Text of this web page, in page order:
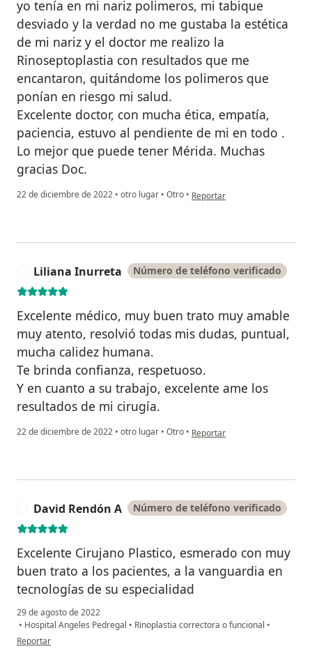
yo tenía en mi nariz polimeros, mi tabique
desviado y la verdad no me gustaba la estética
de mi nariz y el doctor me realizo la
Rinoseptoplastia con resultados que me
encantaron, quitándome los polimeros que
ponían en riesgo mi salud.
Excelente doctor, con mucha ética, empatía,
paciencia, estuvo al pendiente de mi en todo .
Lo mejor que puede tener Mérida. Muchas
gracias Doc.
22 de diciembre de 2022 • otro lugar • Otro • en opinión del usuario Merci
Reportar
Liliana Inurreta Número de teléfono verificado
Excelente médico, muy buen trato muy amable
muy atento, resolvió todas mis dudas, puntual,
mucha calidez humana.
Te brinda confianza, respetuoso.
Y en cuanto a su trabajo, excelente ame los
resultados de mi cirugía.
22 de diciembre de 2022 • otro lugar • Otro • en opinión del usuario Liliana
Reportar
David Rendón A Número de teléfono verificado
Excelente Cirujano Plastico, esmerado con muy
buen trato a los pacientes, a la vanguardia en
tecnologías de su especialidad
29 de agosto de 2022
• Hospital Angeles Pedregal • Rinoplastia correctora o funcional •
en opinión del usuario David Rendón A
Reportar